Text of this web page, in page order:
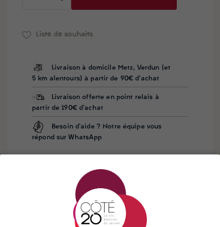
Liste de souhaits
Livraison à domicile Metz, Verdun (et
5 km alentours) à partir de 90€ d'achat
Livraison offerte en point relais à
partir de 190€ d'achat
Besoin d'aide ? Notre équipe vous
répond sur WhatsApp
La description